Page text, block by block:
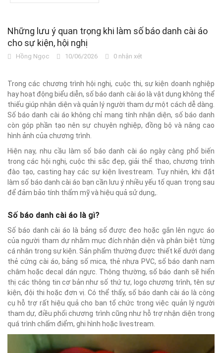
Những lưu ý quan trọng khi làm số báo danh cài áo
cho sự kiện, hội nghị
Hồng Ngọc 10/06/2026 0 nhận xét
Trong các chương trình hội nghị, cuộc thi, sự kiện doanh nghiệp
hay hoạt động biểu diễn, số báo danh cài áo là vật dụng không thể
thiếu giúp nhận diện và quản lý người tham dự một cách dễ dàng.
Số báo danh cài áo không chỉ mang tính nhận diện, số báo danh
còn góp phần tạo nên sự chuyên nghiệp, đồng bộ và nâng cao
hình ảnh của chương trình.
Hiện nay, nhu cầu làm số báo danh cài áo ngày càng phổ biến
trong các hội nghị, cuộc thi sắc đẹp, giải thể thao, chương trình
đào tạo, casting hay các sự kiện livestream. Tuy nhiên, khi đặt
làm số báo danh cài áo bạn cần lưu ý nhiều yếu tố quan trọng sau
để đảm bảo tính thẩm mỹ và hiệu quả sử dụng,.
Số báo danh cài áo là gì?
Số báo danh cài áo là bảng số được đeo hoặc gắn lên ngực áo
của người tham dự nhằm mục đích nhận diện và phân biệt từng
cá nhân trong sự kiện. Sản phẩm thường được thiết kế dưới dạng
thẻ cứng cài áo, bảng số mica, thẻ nhựa PVC, số báo danh nam
châm hoặc decal dán ngực. Thông thường, số báo danh sẽ hiển
thị các thông tin cơ bản như số thứ tự, logo chương trình, tên sự
kiện, đội thi hoặc đơn vị. Có thể thấy, số báo danh cài áo là công
cụ hỗ trợ rất hiệu quả cho ban tổ chức trong việc quản lý người
tham dự, điều phối chương trình cũng như hỗ trợ nhận diện trong
quá trình chấm điểm, ghi hình hoặc livestream.